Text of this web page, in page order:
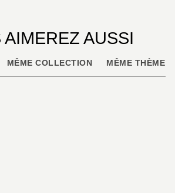
AIMEREZ AUSSI
MÊME COLLECTION MÊME THÈME